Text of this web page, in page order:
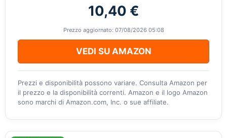
10,40 €
Prezzo aggiornato: 07/08/2026 05:08
VEDI SU AMAZON
Prezzi e disponibilità possono variare. Consulta Amazon per
il prezzo e la disponibilità correnti. Amazon e il logo Amazon
sono marchi di Amazon.com, Inc. o sue affiliate.